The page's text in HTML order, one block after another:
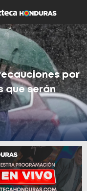
por
que serán